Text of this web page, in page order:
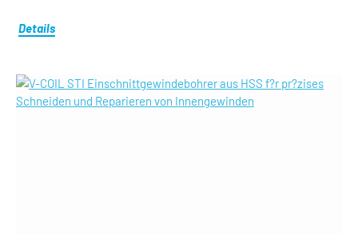
Details